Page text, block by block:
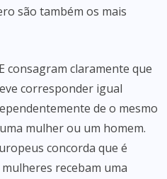
são também os mais
consagram claramente que
corresponder igual
de o mesmo
mulher ou um homem.
concorda que é
recebam uma